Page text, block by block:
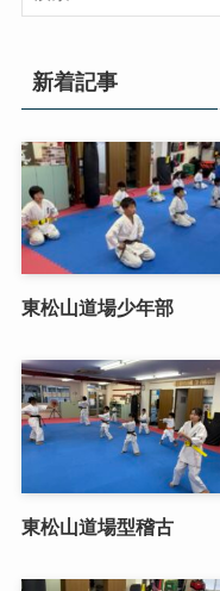
新着記事
東松山道場少年部
東松山道場型稽古